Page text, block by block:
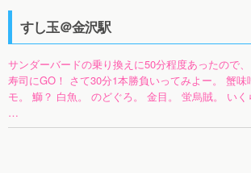
すし玉＠金沢駅
サンダーバードの乗り換えに50分程度あったので
寿司にGO！ さて30分1本勝負いってみよー。 蟹
モ。 鰤？ 白魚。 のどぐろ。 金目。 蛍烏賊。 い
…